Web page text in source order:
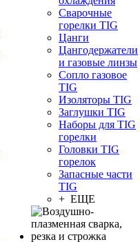
Сварочные
горелки TIG
Цанги
Цангодержатели
и газовые линзы
Сопло газовое
TIG
Изоляторы TIG
Заглушки TIG
Наборы для TIG
горелки
Головки TIG
горелок
Запасные части
TIG
+ ЕЩЕ